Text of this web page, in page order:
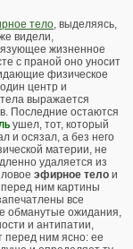
тело, выделяясь,
видели,
жизненное
с праной оно уносит
физическое
центр и
выражается
Последние остаются
ушел, тот, который
и осязал, а без него
материи, не
удаляется из
эфирное тело и
ним картины
все
обманутые ожидания,
и антипатии,
перед ним ясно: ее